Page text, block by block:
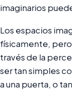
imaginarios
Los espacios
físicamente,
través de la
ser tan simples
a una puerta, o